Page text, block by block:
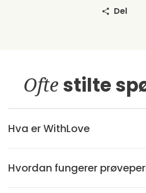
Del
Ofte stilte
Hva er WithLove
Hvordan fungerer